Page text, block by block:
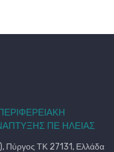
ΠΕ ΗΛΕΙΑΣ
Πύργος ΤΚ 27131, Ελλάδα